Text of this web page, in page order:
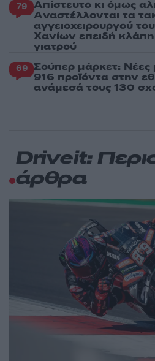
79 Απίστευτο κι όμως
Aναστέλλονται τα
αγγειοχειρουργού
Χανίων επειδή
γιατρού
69 Σούπερ μάρκετ: Νέες
916 προϊόντα στην
ανάμεσά τους 130
Driveit:
άρθρα